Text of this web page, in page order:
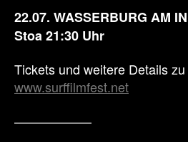
22.07. WASSERBURG AM
Stoa 21:30 Uhr
Tickets und weitere Details
www.surffilmfest.net
——————